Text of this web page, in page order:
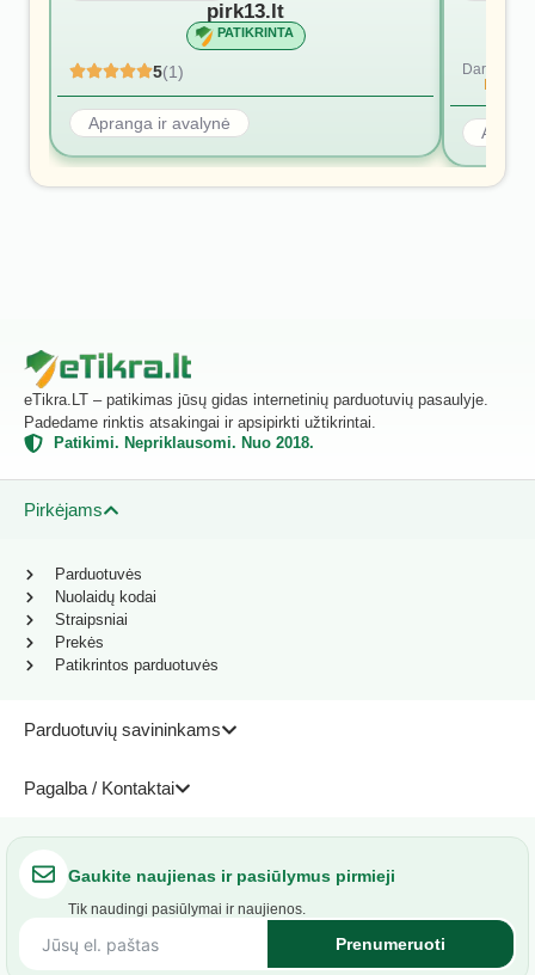
pirk13.lt
PATIKRINTA
5(1)
Apranga ir avalynė
Dar nėra
eTikra.LT – patikimas jūsų gidas internetinių parduotuvių pasaulyje.
Padedame rinktis atsakingai ir apsipirkti užtikrintai.
Patikimi. Nepriklausomi. Nuo 2018.
Pirkėjams
Parduotuvių savininkams
Pagalba / Kontaktai
Parduotuvės
Nuolaidų kodai
Straipsniai
Prekės
Patikrintos parduotuvės
Gaukite naujienas ir pasiūlymus pirmieji
Tik naudingi pasiūlymai ir naujienos.
Prenumeruoti